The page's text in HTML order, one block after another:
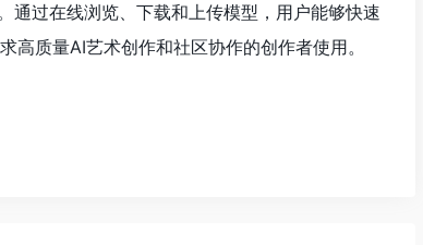
过在线浏览、下载和上传模型，用户能够快速
质量AI艺术创作和社区协作的创作者使用。